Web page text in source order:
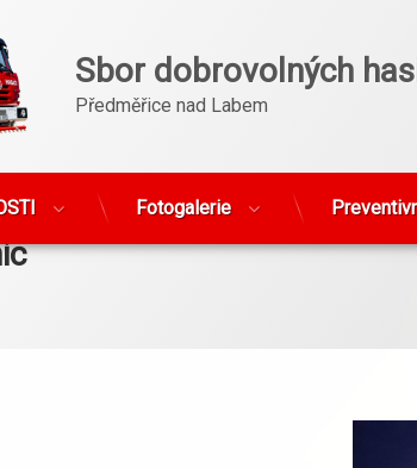
Sbor dobrovolných
Předměřice nad Labem
Fotogalerie